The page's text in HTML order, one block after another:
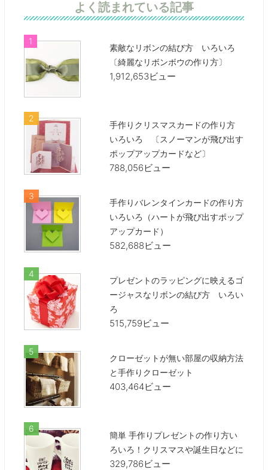
よく読まれている記事
素敵なリボンの結び方 いろいろ
〔綺麗なリボンボウの作り方〕
1,912,653ビュー
手作りクリスマスカードの作り方
いろいろ 〔スノーマンが飛び出す
ポップアップカードなど〕
788,056ビュー
手作りバレンタインカードの作り方
いろいろ（ハートが飛び出すポップ
アップカード）
582,688ビュー
プレゼントのラッピングに映えるゴ
ージャスなリボンの結び方 いろい
ろ
515,759ビュー
クローゼットが無い部屋の収納方法
と手作りクローゼット
403,464ビュー
簡単 手作りプレゼントの作り方い
ろいろ！クリスマスや誕生日などに
329,786ビュー